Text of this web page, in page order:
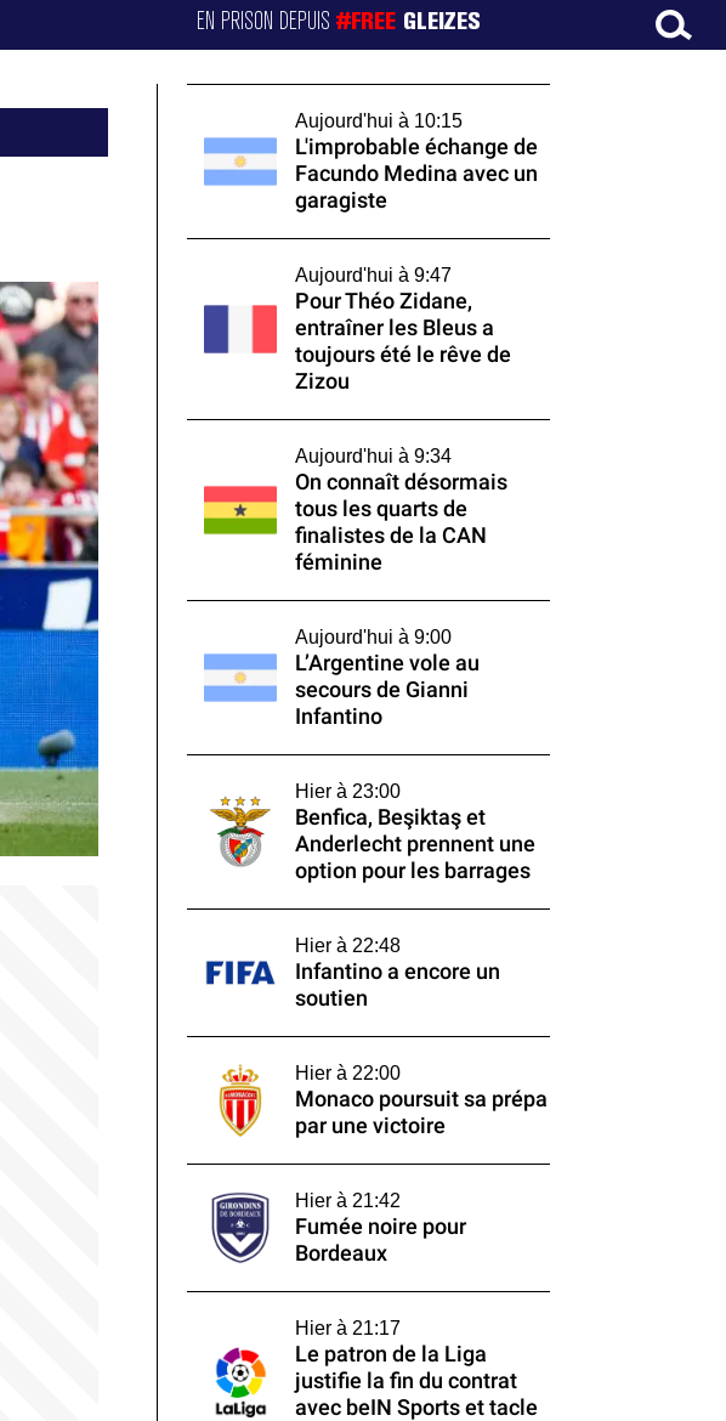
EN PRISON DEPUIS#FREE GLEIZES
Aujourd'hui à 10:15
L'improbable échange de
Facundo Medina avec un
garagiste
Aujourd'hui à 9:47
Pour Théo Zidane,
entraîner les Bleus a
toujours été le rêve de
Zizou
Aujourd'hui à 9:34
On connaît désormais
tous les quarts de
finalistes de la CAN
féminine
Aujourd'hui à 9:00
L’Argentine vole au
secours de Gianni
Infantino
Hier à 23:00
Benfica, Beşiktaş et
Anderlecht prennent une
option pour les barrages
Hier à 22:48
Infantino a encore un
soutien
Hier à 22:00
Monaco poursuit sa prépa
par une victoire
Hier à 21:42
Fumée noire pour
Bordeaux
Hier à 21:17
Le patron de la Liga
justifie la fin du contrat
avec beIN Sports et tacle